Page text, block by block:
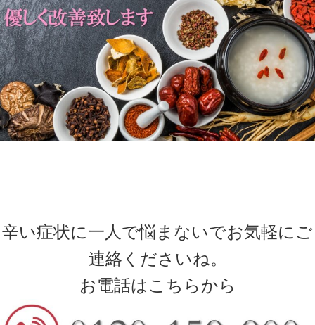
辛い症状に一人で悩まないでお気軽にご
連絡くださいね。
お電話はこちらから